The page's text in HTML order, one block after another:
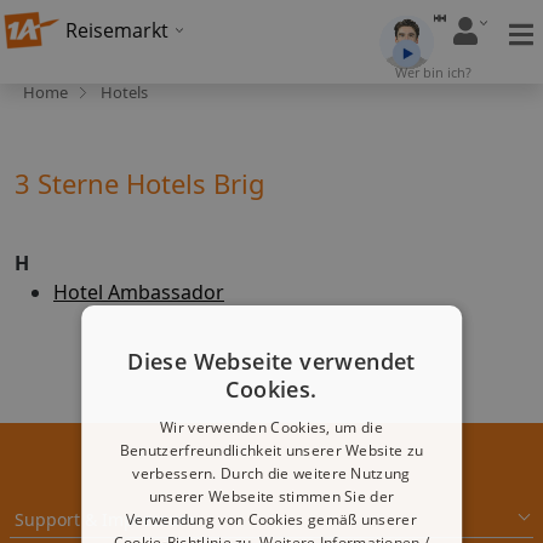
Reisemarkt
Wer bin ich?
Home Hotels
3 Sterne Hotels Brig
H
Hotel Ambassador
Support & Impressum
Diese Webseite verwendet
Cookies.
Wir verwenden Cookies, um die
Benutzerfreundlichkeit unserer Website zu
verbessern. Durch die weitere Nutzung
unserer Webseite stimmen Sie der
Verwendung von Cookies gemäß unserer